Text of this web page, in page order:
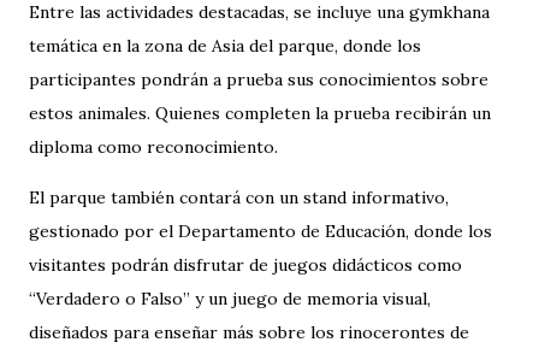
Entre las actividades destacadas, se incluye una gymkhana
temática en la zona de Asia del parque, donde los
participantes pondrán a prueba sus conocimientos sobre
estos animales. Quienes completen la prueba recibirán un
diploma como reconocimiento.
El parque también contará con un stand informativo,
gestionado por el Departamento de Educación, donde los
visitantes podrán disfrutar de juegos didácticos como
“Verdadero o Falso” y un juego de memoria visual,
diseñados para enseñar más sobre los rinocerontes de